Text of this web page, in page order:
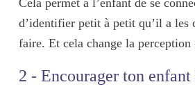
Cela permet à l’enfant de se
d’identifier petit à petit qu’il a les
faire. Et cela change la
2 - Encourager ton enfant